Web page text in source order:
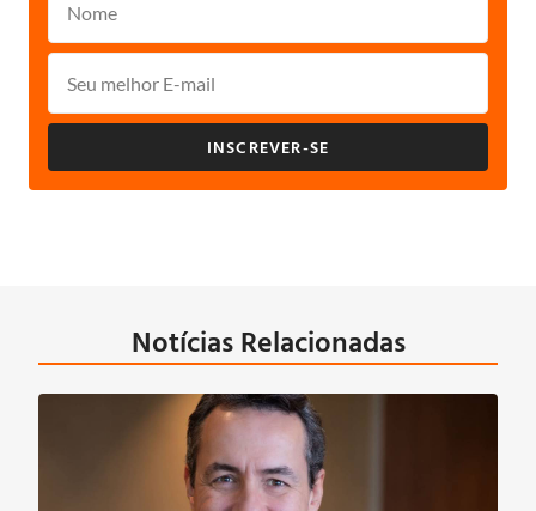
INSCREVER-SE
Notícias Relacionadas